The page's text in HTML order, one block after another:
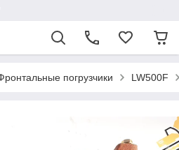
погрузчики LW500F